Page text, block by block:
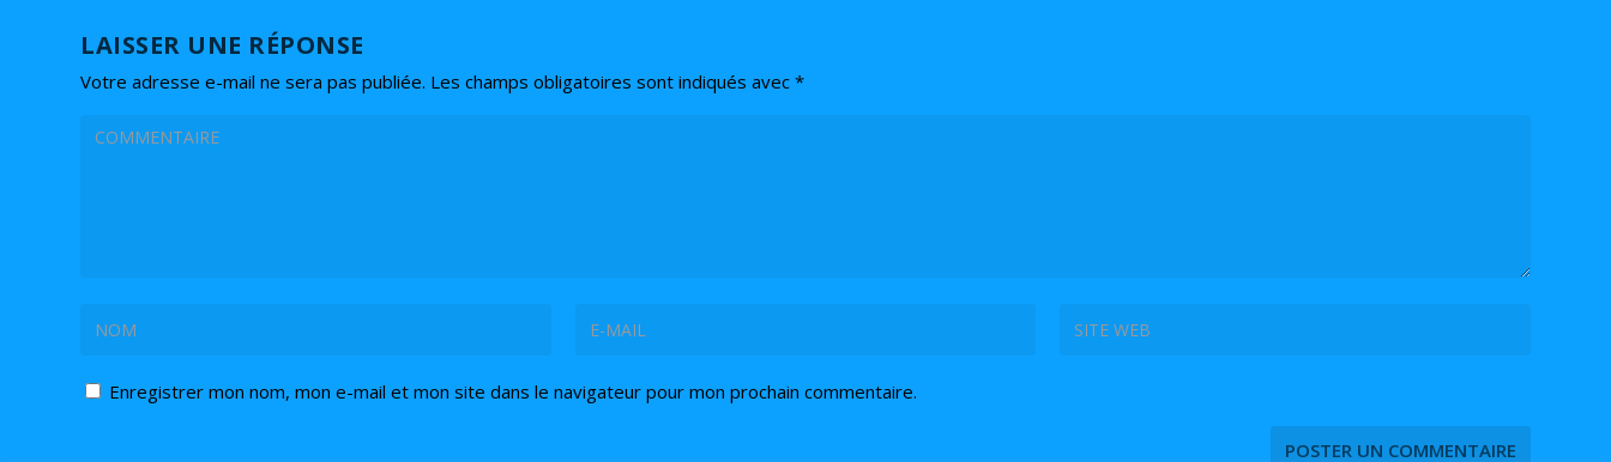
LAISSER UNE RÉPONSE
Votre adresse e-mail ne sera pas publiée. Les champs obligatoires sont indiqués avec*
Enregistrer mon nom, mon e-mail et mon site dans le navigateur pour mon prochain commentaire.